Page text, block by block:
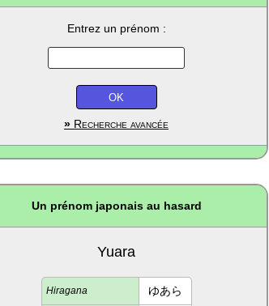
Entrez un prénom :
» Recherche avancée
Un prénom japonais au hasard
Yuara
Hiragana ゆあら